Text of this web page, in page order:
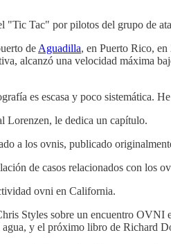
"Tic Tac" por pilotos del grupo de
de Aguadilla, en Puerto Rico,
alcanzó una velocidad máxima
es escasa y poco sistemática.
Lorenzen, le dedica un capítulo.
a los ovnis, publicado
de casos relacionados con los
ovni en California.
Styles sobre un encuentro
y el próximo libro de Richard